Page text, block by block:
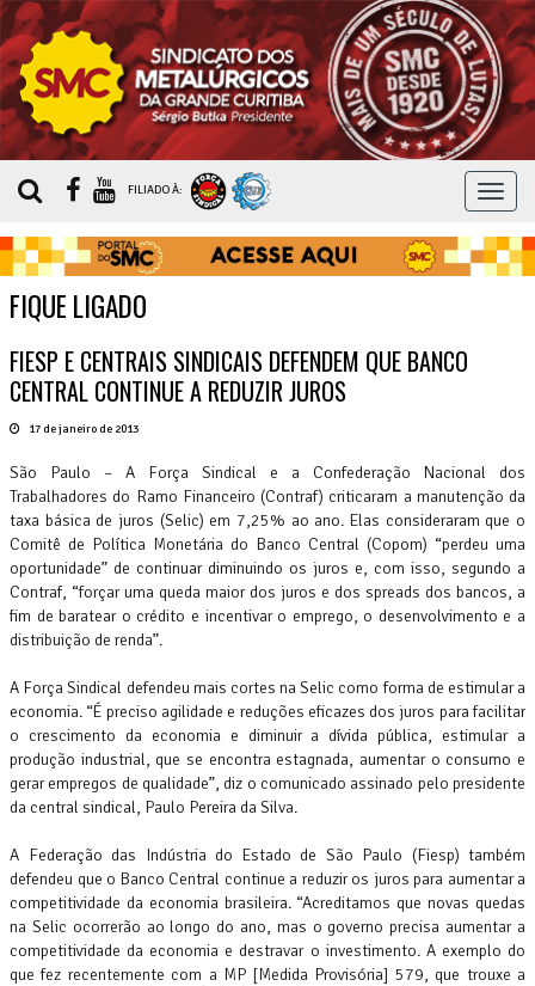
MENU
FILIADO À:
FIQUE LIGADO
FIESP E CENTRAIS SINDICAIS DEFENDEM QUE BANCO
CENTRAL CONTINUE A REDUZIR JUROS
17 de janeiro de 2013
São Paulo – A Força Sindical e a Confederação Nacional dos
Trabalhadores do Ramo Financeiro (Contraf) criticaram a manutenção da
taxa básica de juros (Selic) em 7,25% ao ano. Elas consideraram que o
Comitê de Política Monetária do Banco Central (Copom) “perdeu uma
oportunidade” de continuar diminuindo os juros e, com isso, segundo a
Contraf, “forçar uma queda maior dos juros e dos spreads dos bancos, a
fim de baratear o crédito e incentivar o emprego, o desenvolvimento e a
distribuição de renda”.
A Força Sindical defendeu mais cortes na Selic como forma de estimular a
economia. “É preciso agilidade e reduções eficazes dos juros para facilitar
o crescimento da economia e diminuir a dívida pública, estimular a
produção industrial, que se encontra estagnada, aumentar o consumo e
gerar empregos de qualidade”, diz o comunicado assinado pelo presidente
da central sindical, Paulo Pereira da Silva.
A Federação das Indústria do Estado de São Paulo (Fiesp) também
defendeu que o Banco Central continue a reduzir os juros para aumentar a
competitividade da economia brasileira. “Acreditamos que novas quedas
na Selic ocorrerão ao longo do ano, mas o governo precisa aumentar a
competitividade da economia e destravar o investimento. A exemplo do
que fez recentemente com a MP [Medida Provisória] 579, que trouxe a